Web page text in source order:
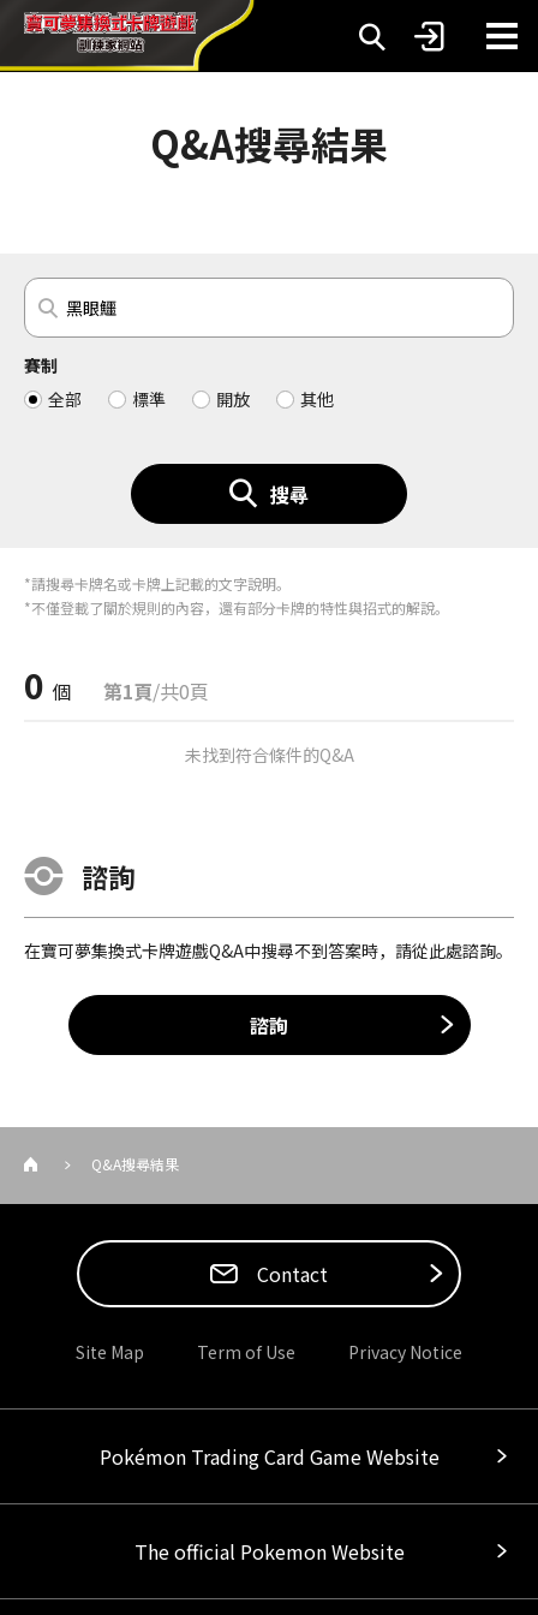
Q&A搜尋結果
賽制
全部
標準 開放 其他
搜尋
*請搜尋卡牌名或卡牌上記載的文字說明。
*不僅登載了關於規則的內容，還有部分卡牌的特性與招式的解說。
0 個 第1頁/共0頁
未找到符合條件的Q&A
諮詢
在寶可夢集換式卡牌遊戲Q&A中搜尋不到答案時，請從此處諮詢。
諮詢
Q&A搜尋結果
Contact
Site Map Term of Use Privacy Notice
Pokémon Trading Card Game Website
The official Pokemon Website